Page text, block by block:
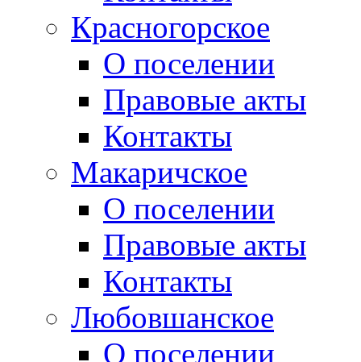
Красногорское
О поселении
Правовые акты
Контакты
Макаричское
О поселении
Правовые акты
Контакты
Любовшанское
О поселении